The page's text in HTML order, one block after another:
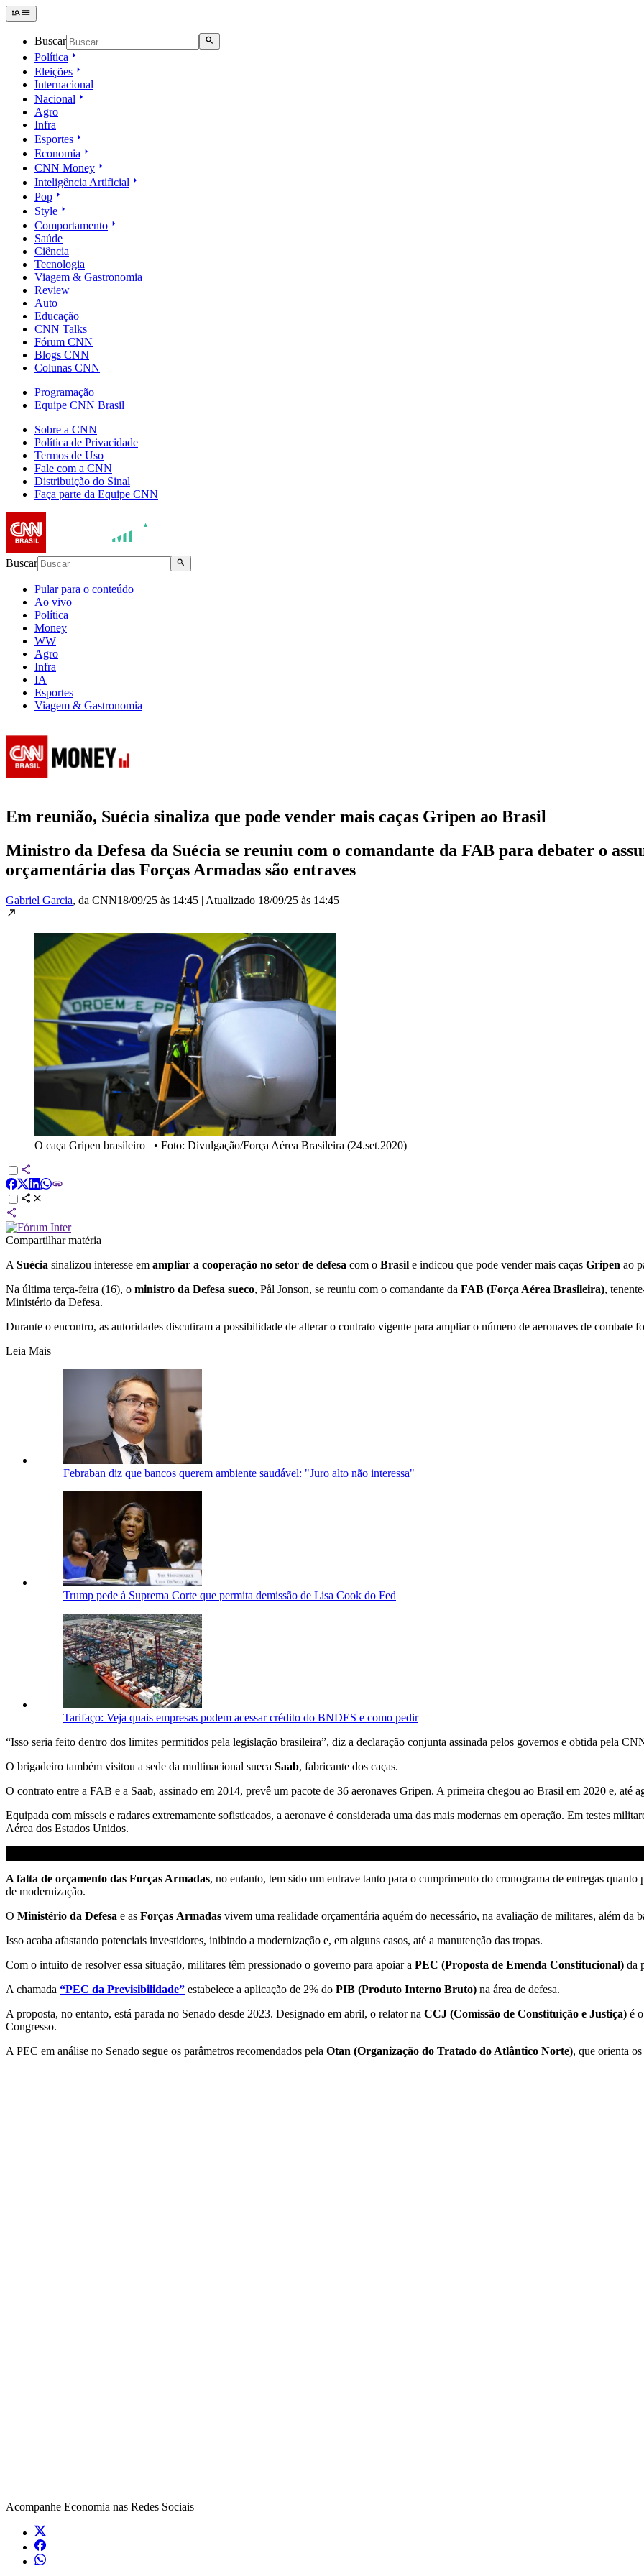
Buscar
Política
Eleições
Internacional
Nacional
Agro
Infra
Esportes
Economia
CNN Money
Inteligência Artificial
Pop
Style
Comportamento
Saúde
Ciência
Tecnologia
Viagem & Gastronomia
Review
Auto
Educação
CNN Talks
Fórum CNN
Blogs CNN
Colunas CNN
Programação
Equipe CNN Brasil
Sobre a CNN
Política de Privacidade
Termos de Uso
Fale com a CNN
Distribuição do Sinal
Faça parte da Equipe CNN
Buscar
Pular para o conteúdo
Ao vivo
Política
Money
WW
Agro
Infra
IA
Esportes
Viagem & Gastronomia
Em reunião, Suécia sinaliza que pode vender mais caças Gripen ao Brasil
Ministro da Defesa da Suécia se reuniu com o comandante da FAB para debater o
orçamentária das Forças Armadas são entraves
Gabriel Garcia, da CNN18/09/25 às 14:45 | Atualizado 18/09/25 às 14:45
O caça Gripen brasileiro • Foto: Divulgação/Força Aérea Brasileira (24.set.2020)
Compartilhar matéria
A Suécia sinalizou interesse em ampliar a cooperação no setor de defesa com o Brasil e indicou que pode vender mais caças Gripen ao
Na última terça-feira (16), o ministro da Defesa sueco, Pål Jonson, se reuniu com o comandante da FAB (Força Aérea Brasileira),
Ministério da Defesa.
Durante o encontro, as autoridades discutiram a possibilidade de alterar o contrato vigente para ampliar o número de aeronaves de combate
Leia Mais
Febraban diz que bancos querem ambiente saudável: "Juro alto não interessa"
Trump pede à Suprema Corte que permita demissão de Lisa Cook do Fed
Tarifaço: Veja quais empresas podem acessar crédito do BNDES e como pedir
“Isso seria feito dentro dos limites permitidos pela legislação brasileira”, diz a declaração conjunta assinada pelos governos e obtida pela
O brigadeiro também visitou a sede da multinacional sueca Saab, fabricante dos caças.
O contrato entre a FAB e a Saab, assinado em 2014, prevê um pacote de 36 aeronaves Gripen. A primeira chegou ao Brasil em 2020 e, até
Equipada com mísseis e radares extremamente sofisticados, a aeronave é considerada uma das mais modernas em operação. Em testes
Aérea dos Estados Unidos.
A falta de orçamento das Forças Armadas, no entanto, tem sido um entrave tanto para o cumprimento do cronograma de entregas
de modernização.
O Ministério da Defesa e as Forças Armadas vivem uma realidade orçamentária aquém do necessário, na avaliação de militares, além da
Isso acaba afastando potenciais investidores, inibindo a modernização e, em alguns casos, até a manutenção das tropas.
Com o intuito de resolver essa situação, militares têm pressionado o governo para apoiar a PEC (Proposta de Emenda Constitucional) da
A chamada “PEC da Previsibilidade” estabelece a aplicação de 2% do PIB (Produto Interno Bruto) na área de defesa.
A proposta, no entanto, está parada no Senado desde 2023. Designado em abril, o relator na CCJ (Comissão de Constituição e Justiça) é
Congresso.
A PEC em análise no Senado segue os parâmetros recomendados pela Otan (Organização do Tratado do Atlântico Norte), que orienta
Acompanhe Economia nas Redes Sociais